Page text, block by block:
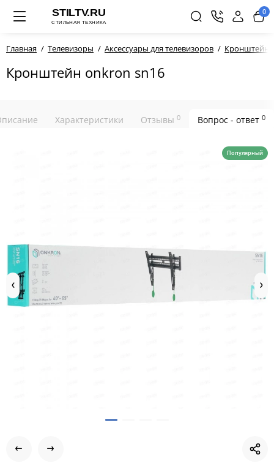
0
Главная Телевизоры Аксессуары для телевизоров
Кронштейн onkron sn16
Характеристики Отзывы 0 Вопрос - ответ 0
Популярный